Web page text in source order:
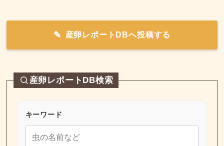
産卵レポートDBへ投稿する
産卵レポートDB検索
キーワード